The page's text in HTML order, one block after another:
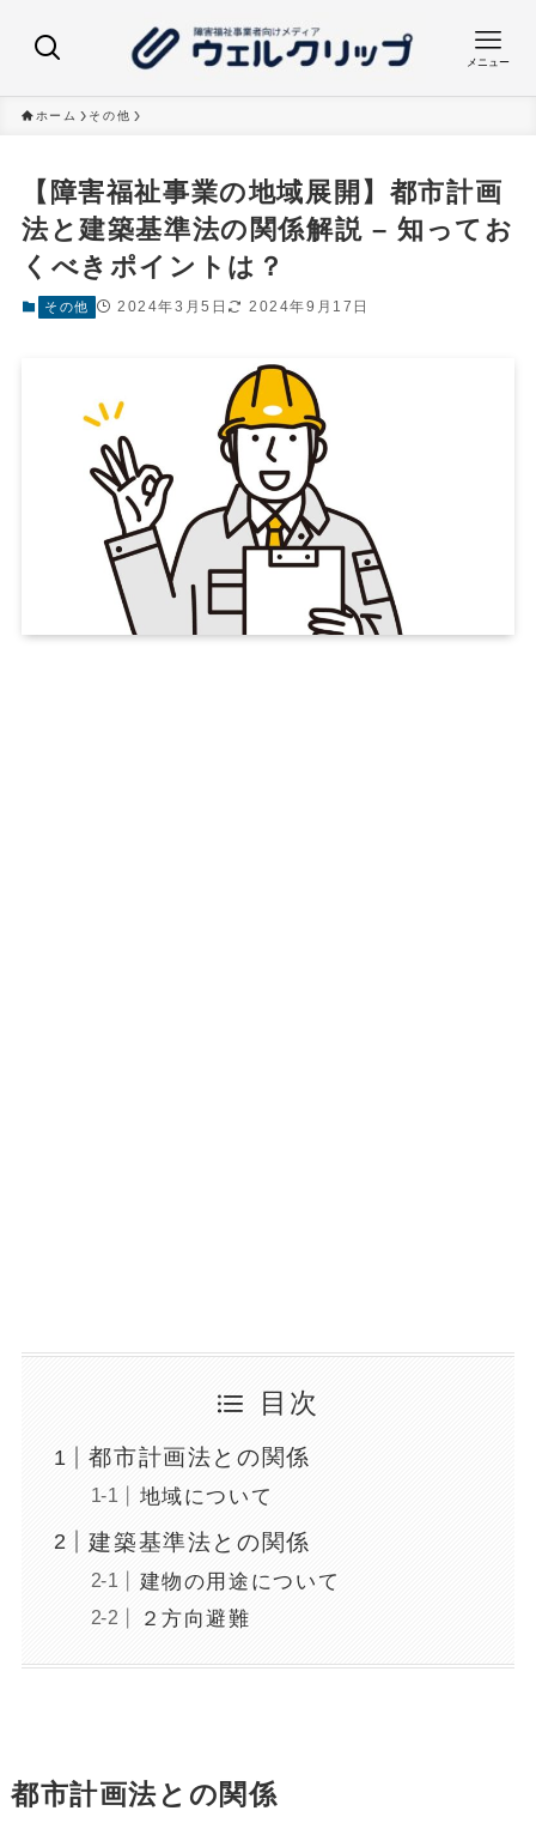
メニュー
ホーム その他
【障害福祉事業の地域展開】都市計画
法と建築基準法の関係解説 – 知ってお
くべきポイントは？
その他 2024年3月5日 2024年9月17日
目次
都市計画法との関係
地域について
建築基準法との関係
建物の用途について
２方向避難
都市計画法との関係